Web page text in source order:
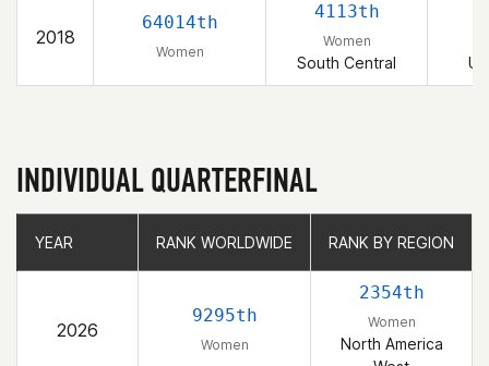
2018
64014th
Women
4113th
Women
South Central
INDIVIDUAL QUARTERFINAL
YEAR RANK WORLDWIDE RANK BY REGION
2026
9295th
Women
2354th
Women
North America
YEAR RANK WORLDWIDE RANK BY REGION